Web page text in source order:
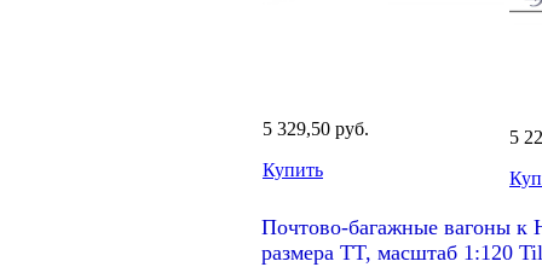
5 329,50 руб.
Купить
5
Почтово-багажные вагоны к
размера TT, масштаб 1:120